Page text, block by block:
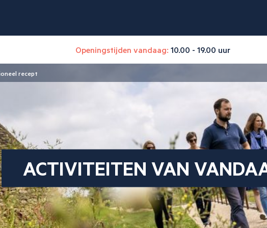
Openingstijden vandaag: 10.00 - 19.00 uur
recept
ACTIVITEITEN VAN